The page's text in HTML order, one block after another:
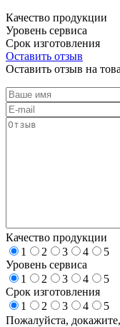
Качество продукции
Уровень сервиса
Срок изготовления
Оставить отзыв
Оставить отзыв на
Качество продукции
1
2 3 4
5
Уровень сервиса
1
2 3 4
5
Срок изготовления
1
2 3 4
5
Пожалуйста,